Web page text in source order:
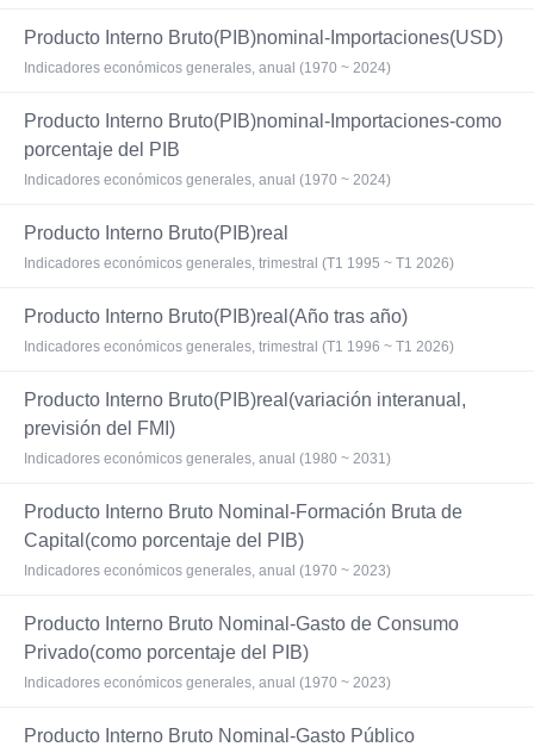
Producto Interno Bruto(PIB)nominal-Importaciones(USD)
Indicadores económicos generales, anual (1970 ~ 2024)
Producto Interno Bruto(PIB)nominal-Importaciones-como
porcentaje del PIB
Indicadores económicos generales, anual (1970 ~ 2024)
Producto Interno Bruto(PIB)real
Indicadores económicos generales, trimestral (T1 1995 ~ T1 2026)
Producto Interno Bruto(PIB)real(Año tras año)
Indicadores económicos generales, trimestral (T1 1996 ~ T1 2026)
Producto Interno Bruto(PIB)real(variación interanual,
previsión del FMI)
Indicadores económicos generales, anual (1980 ~ 2031)
Producto Interno Bruto Nominal-Formación Bruta de
Capital(como porcentaje del PIB)
Indicadores económicos generales, anual (1970 ~ 2023)
Producto Interno Bruto Nominal-Gasto de Consumo
Privado(como porcentaje del PIB)
Indicadores económicos generales, anual (1970 ~ 2023)
Producto Interno Bruto Nominal-Gasto Público